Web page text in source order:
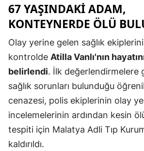
67 YAŞINDAKI ADAM,
KONTEYNERDE ÖLÜ
Olay yerine gelen sağlık
kontrolde Atilla Vanlı'nın
belirlendi. İlk değerlendirmelere
sağlık sorunları bulunduğu
cenazesi, polis ekiplerinin olay
incelemelerinin ardından kesin
tespiti için Malatya Adli Tıp
kaldırıldı.